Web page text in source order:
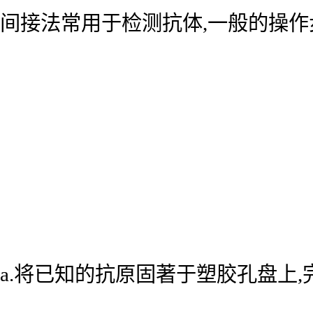
间接法常用于检测抗体,一般的操
a.将已知的抗原固著于塑胶孔盘上